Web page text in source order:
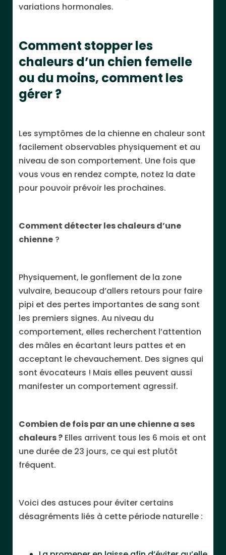
variations hormonales.
Comment stopper les
chaleurs d’un chien femelle
ou du moins, comment les
gérer ?
Les symptômes de la chienne en chaleur sont
facilement observables physiquement et au
niveau de son comportement. Une fois que
vous vous en rendez compte, notez la date
pour pouvoir prévoir les prochaines.
Comment détecter les chaleurs d’une
chienne ?
Physiquement, le gonflement de la zone
vulvaire, beaucoup d’allers retours pour faire
pipi et des pertes importantes de sang sont
les premiers signes. Au niveau du
comportement, elles recherchent l’attention
des mâles en écartant leurs pattes et en
acceptant le chevauchement. Des signes qui
sont évocateurs ! Mais elles peuvent aussi
manifester un comportement agressif.
Combien de fois par an une chienne a ses
chaleurs ? Elles arrivent tous les 6 mois et ont
une durée de 23 jours, ce qui est plutôt
fréquent.
Voici des astuces pour éviter certains
désagréments liés à cette période naturelle :